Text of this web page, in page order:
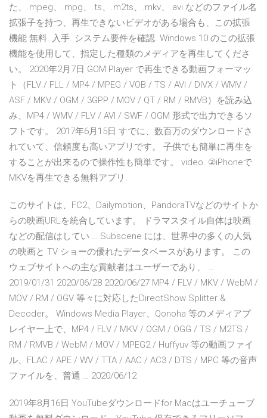
た、.mpeg、.mpg、.ts、.m2ts、.mkv、.avi などのファイル名
拡張子を持つ、再生できないビデオがある場合も、この拡張
機能 無料. 入手. システム要件を確認. Windows 10 のこの拡張
機能を使用して、指定した種類のメディアを再生してくださ
い。 2020年2月7日 GOM Player で再生できる動画フォーマッ
ト（FLV / FLL / MP4 / MPEG / VOB / TS / AVI / DIVX / WMV /
ASF / MKV / OGM / 3GPP / MOV / QT / RM / RMVB）を読み込
み、MP4 / WMV / FLV / AVI / SWF / OGM 形式で出力できるソ
フトです。 2017年6月15日 すでに、数百万のダウンロードさ
れていて、信頼度も高いアプリです。 子供でも簡単に再生を
することが出来るので操作性も簡単です。 video. ②iPhoneで
MKVを再生できる無料アプリ.
このサイトは、FC2、Dailymotion、PandoraTVなどのサイトか
らの映画URLを統合しています。 ドラマスタイル自体は映画
などの配信はしてい … Subscene には、世界中の多くの人気
の映画と TV ショーの優れたデータベースがあります。 この
ウェブサイトへの主な貢献者はユーザーであり、 …
2019/01/31 2020/06/28 2020/06/27 MP4 / FLV / MKV / WebM /
MOV / RM / OGV 等々に対応したDirectShow Splitter &
Decoder。 Windows Media Player、Qonoha 等のメディアプ
レイヤー上で、MP4 / FLV / MKV / OGM / OGG / TS / M2TS /
RM / RMVB / WebM / MOV / MPEG2 / Huffyuv 等の動画ファイ
ル、FLAC / APE / WV / TTA / AAC / AC3 / DTS / MPC 等の音声
ファイルを、普通 … 2020/06/12
2019年8月16日 YouTubeダウンロードfor Macはユーチューブ